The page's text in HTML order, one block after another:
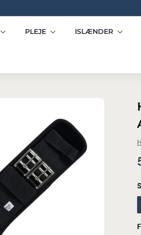
Pause
slideshow
PLEJE ISLÆNDER